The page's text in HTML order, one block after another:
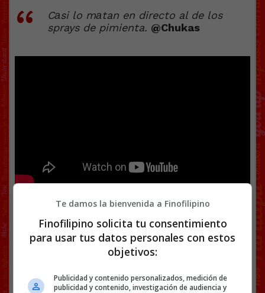
Cаsi lo mаtan en directo al de los
sprays de pimienta. @Chukas
Facebook
Twitter
WhatsApp
Gmail
Copy
Link
FAUNA JAN SIN MIEDO SPRAY PIMIENTA VÍDEOS
96 COMENTARIOS
Te damos la bienvenida a Finofilipino
Finofilipino solicita tu consentimiento
para usar tus datos personales con estos
objetivos:
Publicidad y contenido personalizados, medición de
publicidad y contenido, investigación de audiencia y